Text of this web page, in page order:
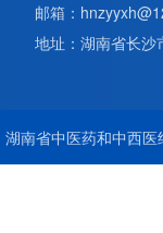
邮箱：
地址：湖南省长
湖南省中医药和中西